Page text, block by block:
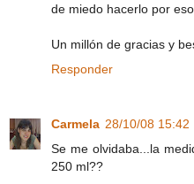
de miedo hacerlo por eso.
Un millón de gracias y
Responder
Carmela 28/10/08 15:42
Se me olvidaba...la
250 ml??